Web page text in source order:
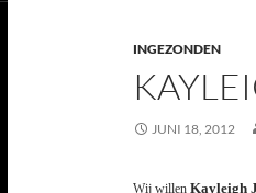
INGEZONDEN
JUNI 18, 2012
Wij willen Kayleigh